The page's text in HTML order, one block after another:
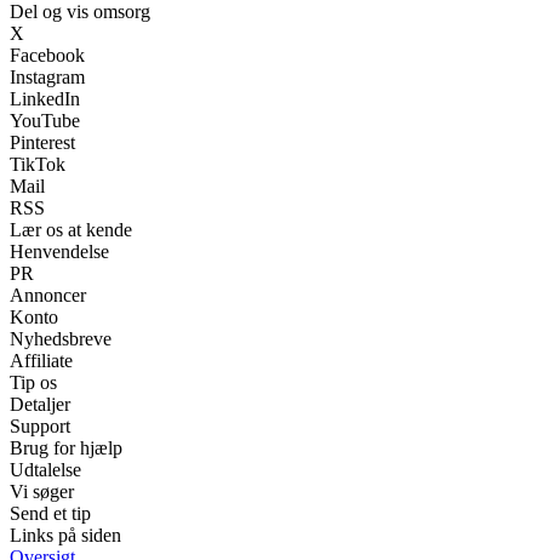
Del og vis omsorg
X
Facebook
Instagram
LinkedIn
YouTube
Pinterest
TikTok
Mail
RSS
Lær os at kende
Henvendelse
PR
Annoncer
Konto
Nyhedsbreve
Affiliate
Tip os
Detaljer
Support
Brug for hjælp
Udtalelse
Vi søger
Send et tip
Links på siden